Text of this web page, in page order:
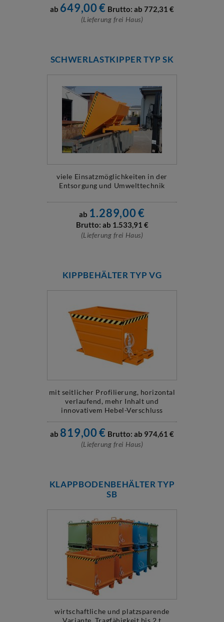
ab 649,00€ Brutto: ab 772,31 €
(Lieferung frei Haus)
SCHWERLASTKIPPER TYP SK
viele Einsatzmöglichkeiten in der
Entsorgung und Umwelttechnik
ab 1.289,00€
Brutto: ab 1.533,91 €
(Lieferung frei Haus)
KIPPBEHÄLTER TYP VG
mit seitlicher Profilierung, horizontal
verlaufend, mehr Inhalt und
innovativem Hebel-Verschluss
ab 819,00€ Brutto: ab 974,61 €
(Lieferung frei Haus)
KLAPPBODENBEHÄLTER TYP
SB
wirtschaftliche und platzsparende
Variante, Tragfähigkeit bis 2 t